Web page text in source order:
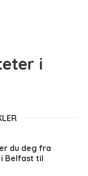
i
du deg fra
Belfast til